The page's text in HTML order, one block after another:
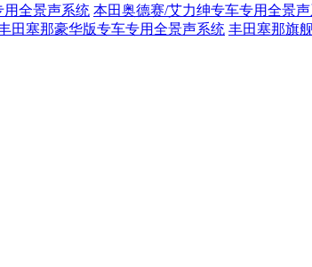
用全景声系统 本田奥德赛/艾力绅专车专用全景
田塞那豪华版专车专用全景声系统 丰田塞那旗